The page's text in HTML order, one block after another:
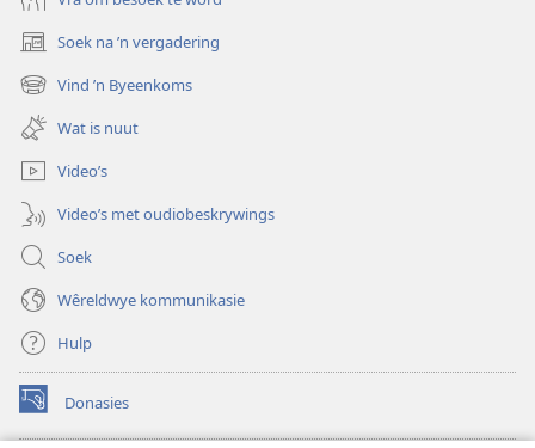
Soek na ’n vergadering
(maak
nuwe
venster
oop)
Vind ’n Byeenkoms
(maak
nuwe
venster
oop)
Wat is nuut
Video’s
Video’s met oudiobeskrywings
Soek
Wêreldwye kommunikasie
Hulp
Donasies
(maak
nuwe